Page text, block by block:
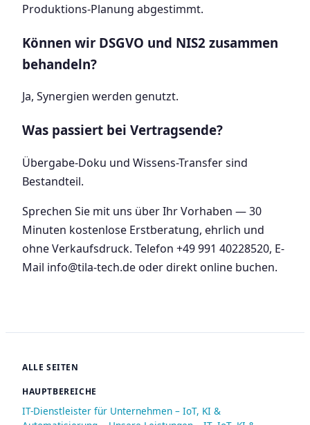
Produktions-Planung abgestimmt.
Können wir DSGVO und NIS2 zusammen
behandeln?
Ja, Synergien werden genutzt.
Was passiert bei Vertragsende?
Übergabe-Doku und Wissens-Transfer sind
Bestandteil.
Sprechen Sie mit uns über Ihr Vorhaben — 30
Minuten kostenlose Erstberatung, ehrlich und
ohne Verkaufsdruck. Telefon +49 991 40228520, E-
Mail info@tila-tech.de oder direkt online buchen.
ALLE SEITEN
HAUPTBEREICHE
IT-Dienstleister für Unternehmen – IoT, KI &